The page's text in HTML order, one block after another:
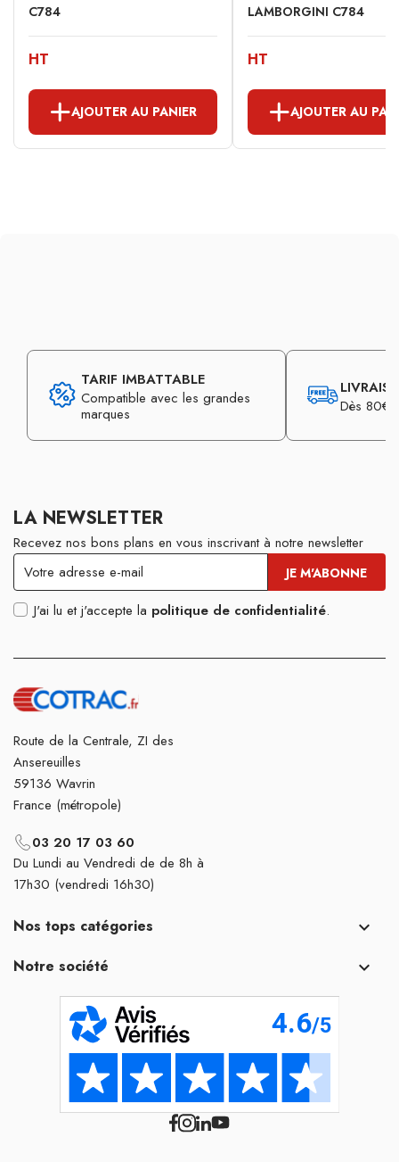
C784
HT
AJOUTER AU PANIER
LAMBORGINI C784
HT
AJOUTER AU
TARIF IMBATTABLE
Compatible avec les grandes
marques
Dès 80€
LA NEWSLETTER
Recevez nos bons plans en vous inscrivant à notre newsletter
J'ai lu et j'accepte la politique de confidentialité.
Route de la Centrale, ZI des
Ansereuilles
59136 Wavrin
France (métropole)
03 20 17 03 60
Du Lundi au Vendredi de de 8h à
17h30 (vendredi 16h30)
Nos tops catégories 
Notre société 